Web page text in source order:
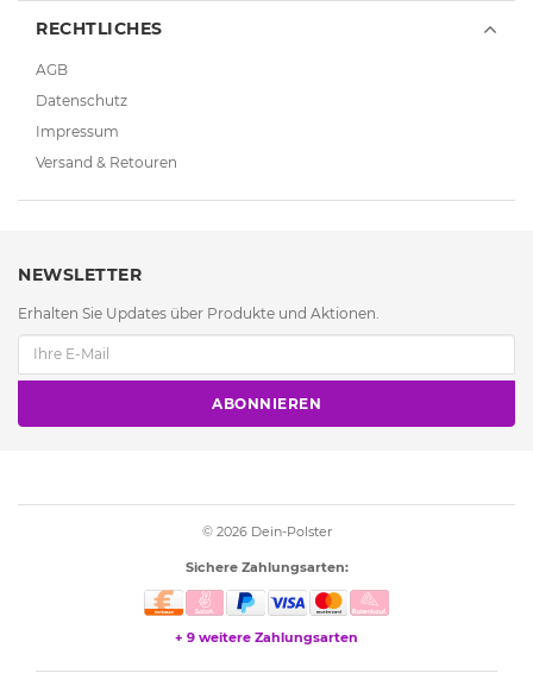
RECHTLICHES
AGB
Datenschutz
Impressum
Versand & Retouren
NEWSLETTER
Erhalten Sie Updates über Produkte und Aktionen.
ABONNIEREN
© 2026 Dein-Polster
Sichere Zahlungsarten:
+ 9 weitere Zahlungsarten